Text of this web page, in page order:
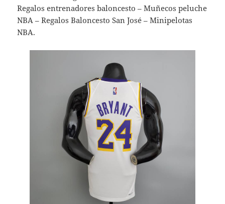
Regalos entrenadores baloncesto – Muñecos peluche
NBA – Regalos Baloncesto San José – Minipelotas
NBA.